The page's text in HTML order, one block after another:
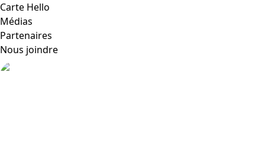
Carte Hello
Médias
Partenaires
Nous joindre